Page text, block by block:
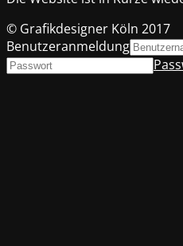
© Grafikdesigner Köln 2017
Benutzeranmeldung